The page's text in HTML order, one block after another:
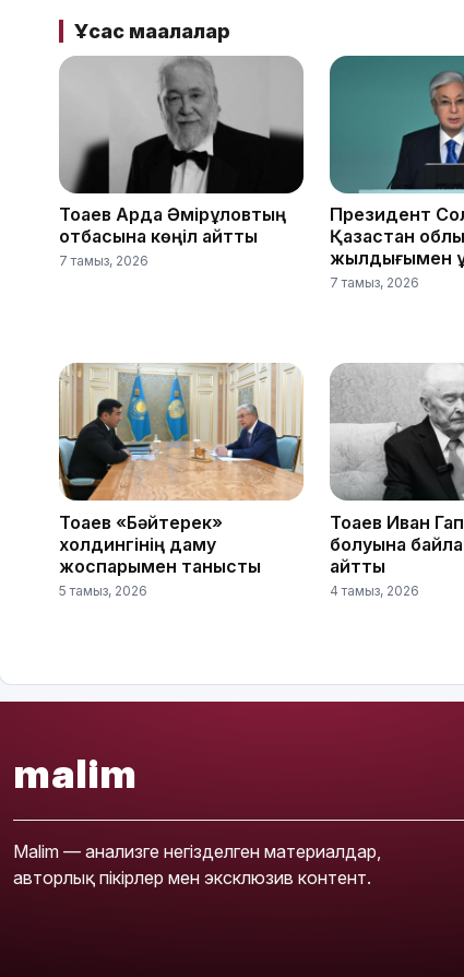
Ұқсас мақалалар
Тоқаев Ардақ Әмірқұловтың
отбасына көңіл айтты
7 тамыз, 2026
Президент
Қазақстан
жылдығымен
7 тамыз, 2026
Тоқаев «Бәйтерек»
холдингінің даму
жоспарымен танысты
5 тамыз, 2026
Тоқаев Иван
болуына
айтты
4 тамыз, 2026
malim
Malim — анализге негізделген материалдар,
авторлық пікірлер мен эксклюзив контент.